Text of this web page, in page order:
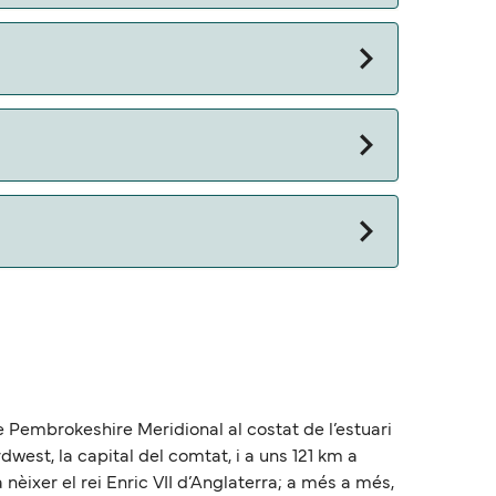
Pembrokeshire Meridional al costat de l’estuari
la capital del comtat, i a uns 121 km a
el rei Enric VII d’Anglaterra; a més a més,